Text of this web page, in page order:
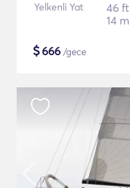
Yelkenli Yat
46 ft
14 m
$666 /gece